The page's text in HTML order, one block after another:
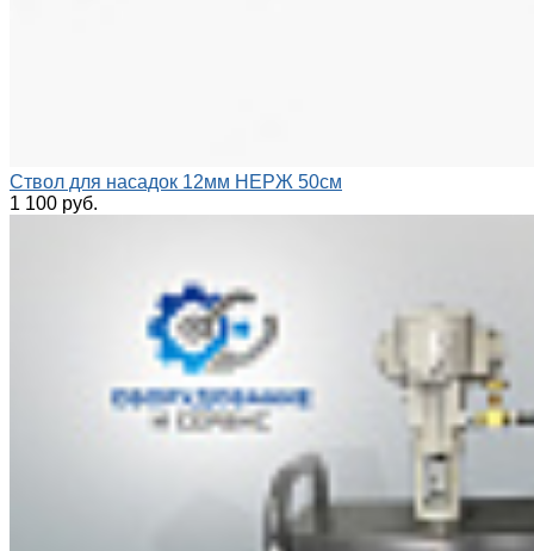
Ствол для насадок 12мм НЕРЖ 50см
1 100 руб.